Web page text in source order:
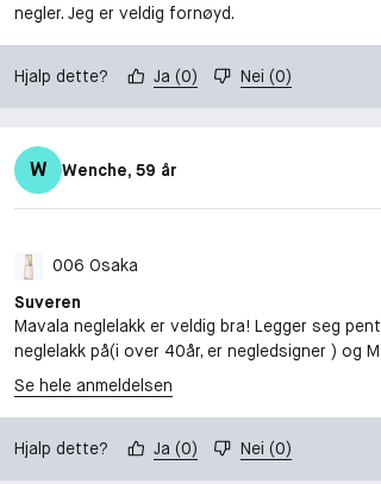
negler. Jeg er veldig fornøyd.
Hjalp dette? Ja (0) Nei (0)
W Wenche, 59 år
006 Osaka
Suveren
Mavala neglelakk er veldig bra! Legger seg
neglelakk på(i over 40år, er negledsigner ) og
Se hele anmeldelsen
Hjalp dette? Ja (0) Nei (0)